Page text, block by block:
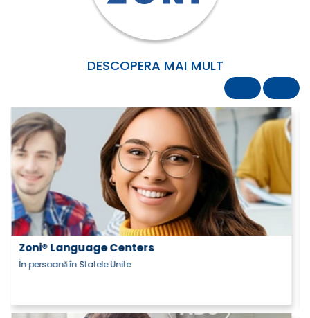
DESCOPERA MAI MULT
Zoni® Kids, Pre-teens, and Teens
Cursuri online, lecții de grup și private